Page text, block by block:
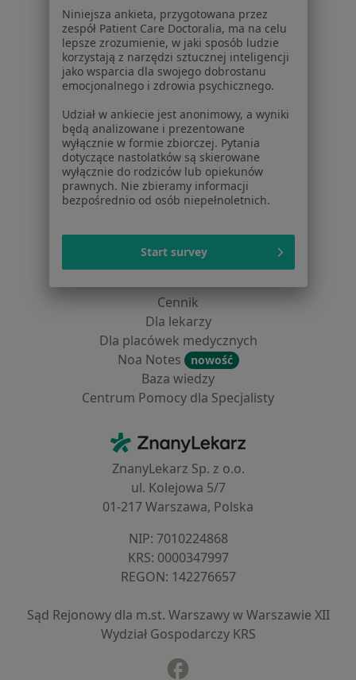
Partnerzy
Centrum prasowe
Kontakt
Dla pacjentów
Lekarze
Placówki medyczne
Pytania i odpowiedzi
Usługi i zabiegi
Choroby
Pomoc
Dla profesjonalistów
Cennik
Dla lekarzy
Dla placówek medycznych
Noa Notes
nowość
Baza wiedzy
Centrum Pomocy dla Specjalisty
ZnanyLekarz - Strona główna
ZnanyLekarz Sp. z o.o.
ul. Kolejowa 5/7
01-217 Warszawa, Polska
NIP: ⁠7010224868
KRS: ⁠0000347997
REGON: ⁠142276657
Sąd Rejonowy dla m.st. Warszawy w Warszawie XII
Wydział Gospodarczy KRS
Niniejsza ankieta, przygotowana przez
zespół Patient Care Doctoralia, ma na celu
lepsze zrozumienie, w jaki sposób ludzie
korzystają z narzędzi sztucznej inteligencji
jako wsparcia dla swojego dobrostanu
emocjonalnego i zdrowia psychicznego.
Udział w ankiecie jest anonimowy, a wyniki
będą analizowane i prezentowane
wyłącznie w formie zbiorczej. Pytania
dotyczące nastolatków są skierowane
wyłącznie do rodziców lub opiekunów
prawnych. Nie zbieramy informacji
bezpośrednio od osób niepełnoletnich.
Start survey